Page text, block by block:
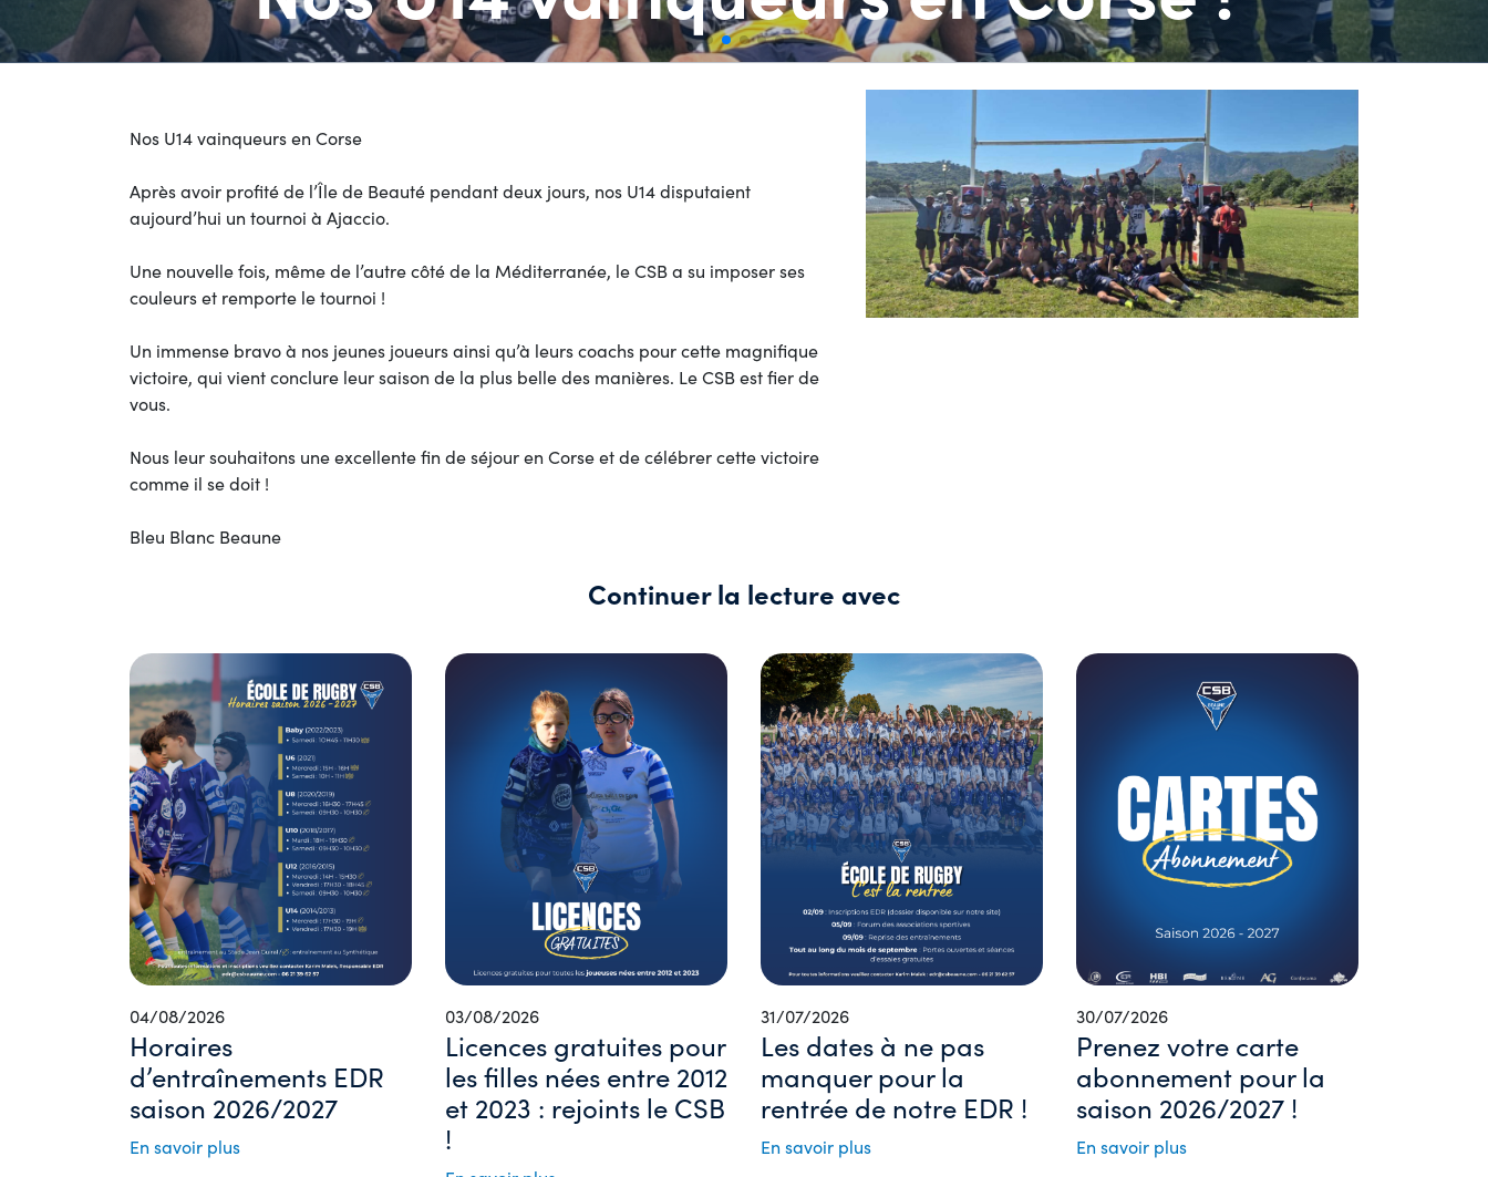
Nos U14 vainqueurs en Corse
Après avoir profité de l’Île de Beauté pendant deux jours, nos U14 disputaient
aujourd’hui un tournoi à Ajaccio.
Une nouvelle fois, même de l’autre côté de la Méditerranée, le CSB a su imposer ses
couleurs et remporte le tournoi !
Un immense bravo à nos jeunes joueurs ainsi qu’à leurs coachs pour cette magnifique
victoire, qui vient conclure leur saison de la plus belle des manières. Le CSB est fier de
vous.
Nous leur souhaitons une excellente fin de séjour en Corse et de célébrer cette victoire
comme il se doit !
Bleu Blanc Beaune
Continuer la lecture avec
04/08/2026
Horaires
d’entraînements EDR
saison 2026/2027
En savoir plus
03/08/2026
Licences gratuites pour
les filles nées entre 2012
et 2023 : rejoints le CSB
!
31/07/2026
Les dates à ne pas
manquer pour la
rentrée de notre EDR !
En savoir plus
30/07/2026
Prenez votre carte
abonnement pour la
saison 2026/2027 !
En savoir plus